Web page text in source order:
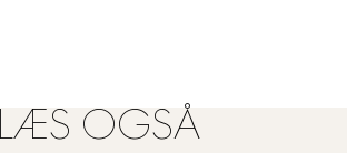
LÆS OGSÅ